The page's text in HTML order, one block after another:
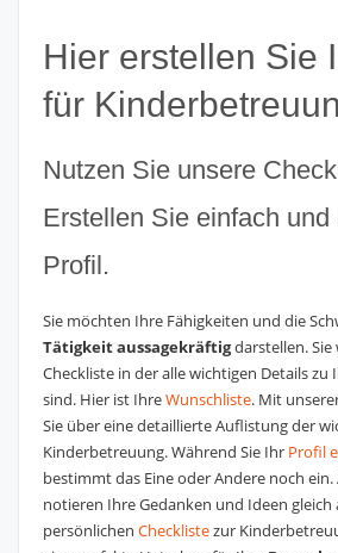
Hier erstellen Sie
für
Nutzen Sie unsere
Erstellen Sie einfach
Profil.
Sie möchten Ihre Fähigkeiten und die
Tätigkeit aussagekräftigdarstellen. Sie
Checkliste in der alle wichtigen Details zu
sind. Hier ist IhreWunschliste. Mit
Sie über eine detaillierte Auflistung der
Kinderbetreuung. Während Sie Ihr Profil
bestimmt das Eine oder Andere noch ein.
notieren Ihre Gedanken und Ideen gleich
persönlichen Checklistezur